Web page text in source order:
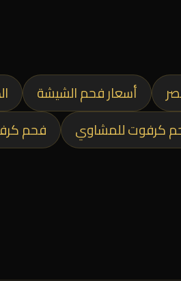
أسعار فحم الشيشة
كرفوت للمشاوي فحم